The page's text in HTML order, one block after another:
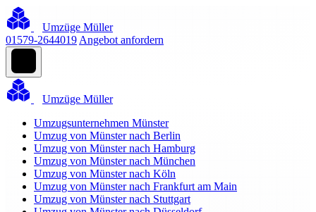
Umzüge Müller
01579-2644019 Angebot anfordern
Umzüge Müller
Umzugsunternehmen Münster
Umzug von Münster nach Berlin
Umzug von Münster nach Hamburg
Umzug von Münster nach München
Umzug von Münster nach Köln
Umzug von Münster nach Frankfurt am Main
Umzug von Münster nach Stuttgart